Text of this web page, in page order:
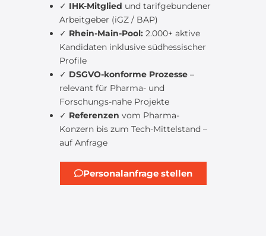
✓ IHK-Mitglied und tarifgebundener
Arbeitgeber (iGZ / BAP)
✓ Rhein-Main-Pool: 2.000+ aktive
Kandidaten inklusive südhessischer
Profile
✓ DSGVO-konforme Prozesse –
relevant für Pharma- und
Forschungs-nahe Projekte
✓ Referenzen vom Pharma-
Konzern bis zum Tech-Mittelstand –
auf Anfrage
Personalanfrage stellen